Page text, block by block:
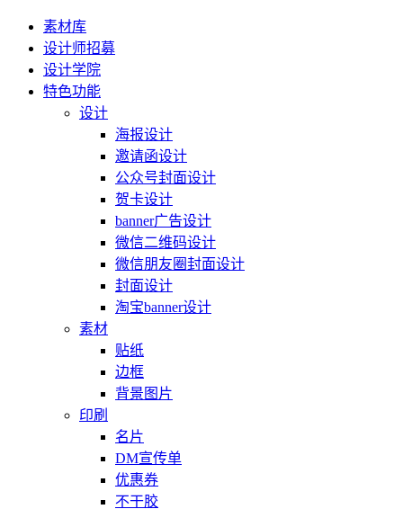
素材库
设计师招募
设计学院
特色功能
设计
海报设计
邀请函设计
公众号封面设计
贺卡设计
banner广告设计
微信二维码设计
微信朋友圈封面设计
封面设计
淘宝banner设计
素材
贴纸
边框
背景图片
印刷
名片
DM宣传单
优惠券
不干胶